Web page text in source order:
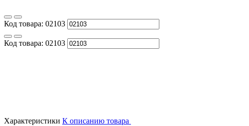
Код товара: 02103
Код товара: 02103
Характеристики К описанию товара